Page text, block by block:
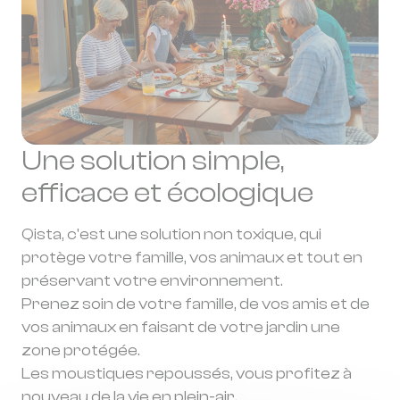
défauts de fabrication et pannes techniques
indépendantes de votre utilisation.
Une solution simple,
efficace et écologique
Qista, c'est une solution non toxique, qui
protège votre famille, vos animaux et tout en
préservant votre environnement.
Prenez soin de votre famille, de vos amis et de
vos animaux en faisant de votre jardin une
zone protégée.
Les moustiques repoussés, vous profitez à